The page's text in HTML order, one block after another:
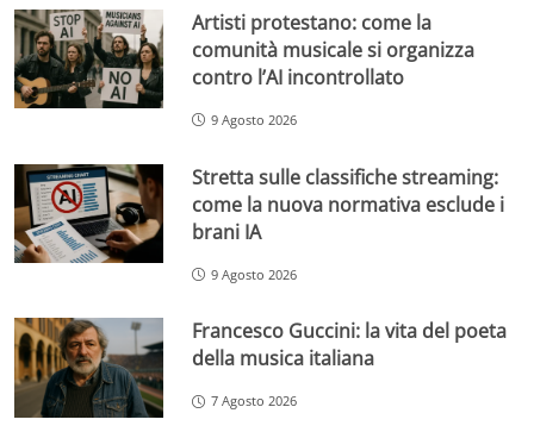
Artisti protestano: come la
comunità musicale si organizza
contro l’AI incontrollato
9 Agosto 2026
Stretta sulle classifiche streaming:
come la nuova normativa esclude i
brani IA
9 Agosto 2026
Francesco Guccini: la vita del poeta
della musica italiana
7 Agosto 2026